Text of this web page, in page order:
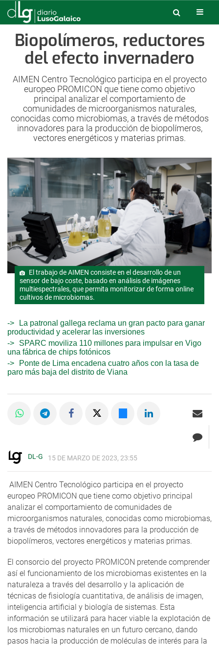
Biopolímeros, reductores
del efecto invernadero
AIMEN Centro Tecnológico participa en el proyecto
europeo PROMICON que tiene como objetivo
principal analizar el comportamiento de
comunidades de microorganismos naturales,
conocidas como microbiomas, a través de métodos
innovadores para la producción de biopolímeros,
vectores energéticos y materias primas.
El trabajo de AIMEN consiste en el desarrollo de un
sensor de bajo coste, basado en análisis de imágenes
multiespectrales, que permita monitorizar de forma online
cultivos de microbiomas.
La patronal gallega reclama un gran pacto para ganar
productividad y acelerar las inversiones
SPARC moviliza 110 millones para impulsar en Vigo
una fábrica de chips fotónicos
Ponte de Lima encadena cuatro años con la tasa de
paro más baja del distrito de Viana
DL-G 15 DE MARZO DE 2023, 23:55
AIMEN Centro Tecnológico participa en el proyecto
europeo PROMICON que tiene como objetivo principal
analizar el comportamiento de comunidades de
microorganismos naturales, conocidas como microbiomas,
a través de métodos innovadores para la producción de
biopolímeros, vectores energéticos y materias primas.
El consorcio del proyecto PROMICON pretende comprender
así el funcionamiento de los microbiomas existentes en la
naturaleza a través del desarrollo y la aplicación de
técnicas de fisiología cuantitativa, de análisis de imagen,
inteligencia artificial y biología de sistemas. Esta
información se utilizará para hacer viable la explotación de
los microbiomas naturales en un futuro cercano, dando
pasos hacia la producción de moléculas de interés para la